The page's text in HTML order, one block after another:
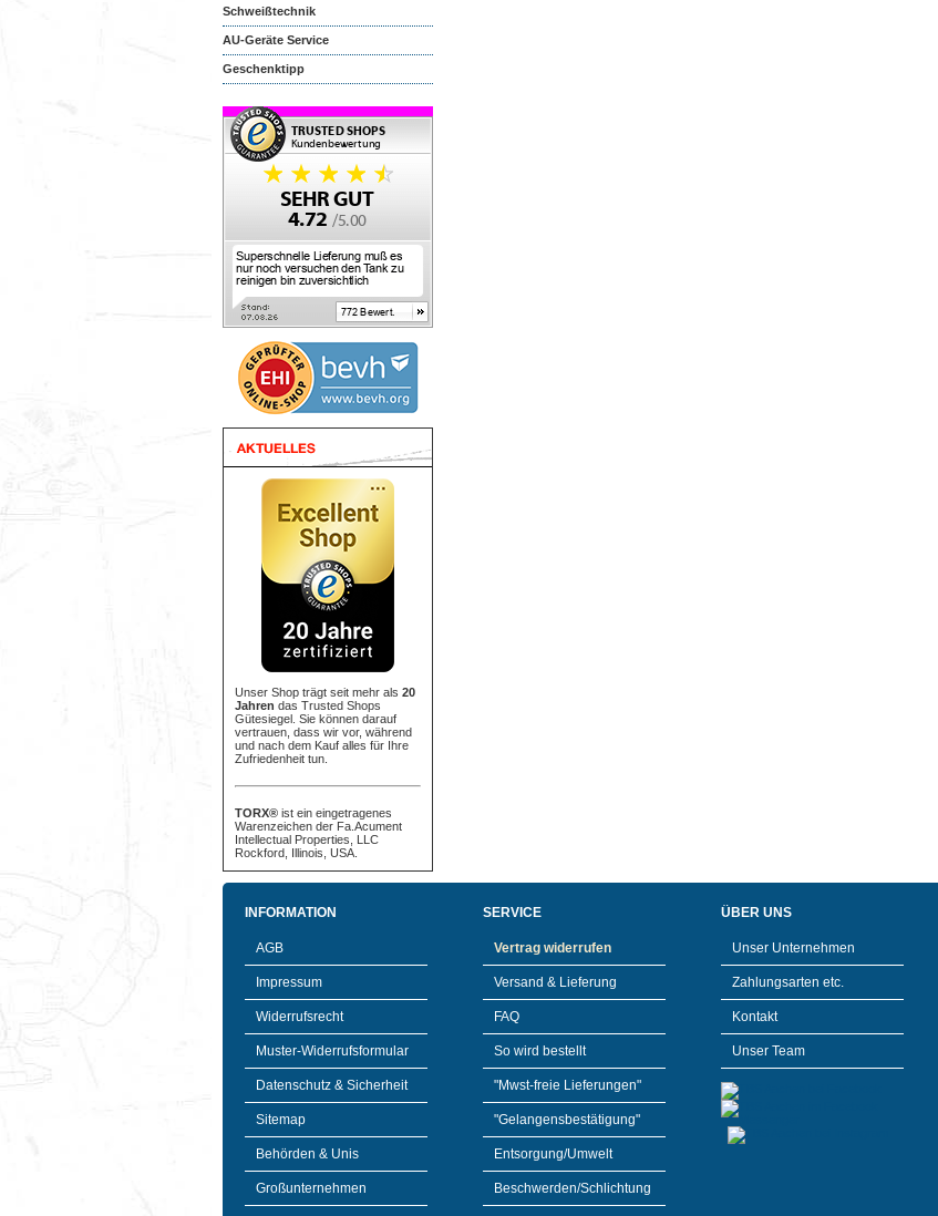
Schweißtechnik
AU-Geräte Service
Geschenktipp
Unser Shop trägt seit mehr als 20
Jahren das Trusted Shops
Gütesiegel. Sie können darauf
vertrauen, dass wir vor, während
und nach dem Kauf alles für Ihre
Zufriedenheit tun.
TORX® ist ein eingetragenes
Warenzeichen der Fa.Acument
Intellectual Properties, LLC
Rockford, Illinois, USA.
INFORMATION
AGB
Impressum
Widerrufsrecht
Muster-Widerrufsformular
Datenschutz & Sicherheit
Sitemap
Behörden & Unis
Großunternehmen
SERVICE
Vertrag widerrufen
Versand & Lieferung
FAQ
So wird bestellt
"Mwst-freie Lieferungen"
"Gelangensbestätigung"
Entsorgung/Umwelt
Beschwerden/Schlichtung
ÜBER UNS
Unser Unternehmen
Zahlungsarten etc.
Kontakt
Unser Team